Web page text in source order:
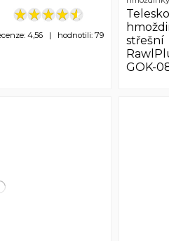
4,56 | hodnotili: 79
střešní
GOK-